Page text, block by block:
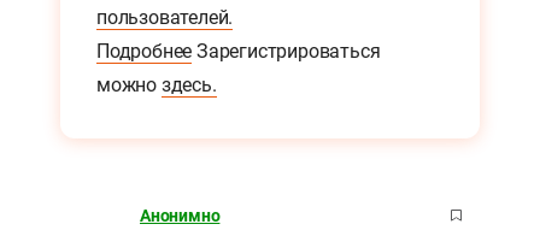
пользователей.
Подробнее Зарегистрироваться
можно здесь.
Анонимно